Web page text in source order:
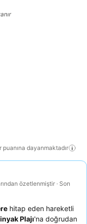
dayanmaktadır
özetlenmiştir · Son
hitap eden hareketli
Plajı'na doğrudan